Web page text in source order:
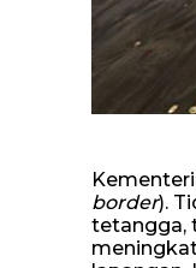
border).
tetangga,